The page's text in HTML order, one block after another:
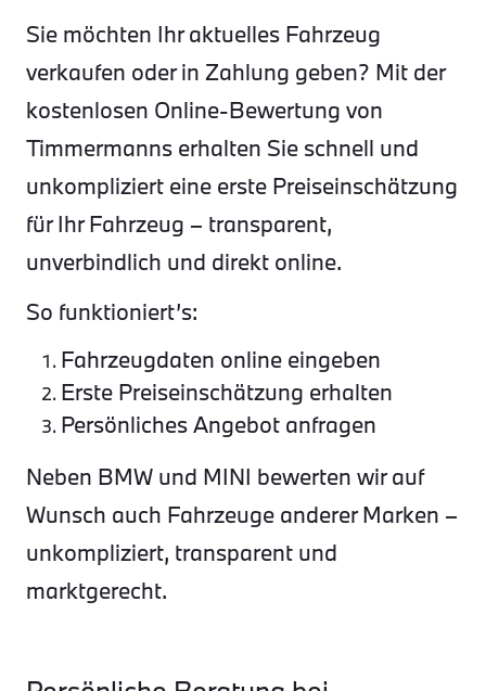
Sie möchten Ihr aktuelles Fahrzeug
verkaufen oder in Zahlung geben? Mit der
kostenlosen Online-Bewertung von
Timmermanns erhalten Sie schnell und
unkompliziert eine erste Preiseinschätzung
für Ihr Fahrzeug – transparent,
unverbindlich und direkt online.
So funktioniert’s:
Fahrzeugdaten online eingeben
Erste Preiseinschätzung erhalten
Persönliches Angebot anfragen
Neben BMW und MINI bewerten wir auf
Wunsch auch Fahrzeuge anderer Marken –
unkompliziert, transparent und
marktgerecht.